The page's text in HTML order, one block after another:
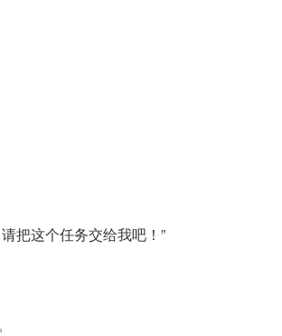
把这个任务交给我吧！”